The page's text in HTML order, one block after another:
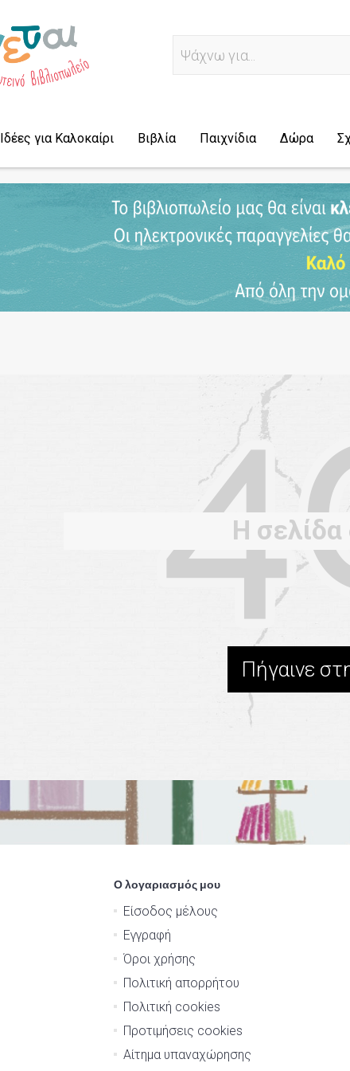
Αναζή
Ιδέες για Καλοκαίρι Βιβλία Παιχνίδια Δώρα
Η
Πήγαινε
Ο λογαριασμός μου
Είσοδος μέλους
Εγγραφή
Όροι χρήσης
Πολιτική απορρήτου
Πολιτική cookies
Προτιμήσεις cookies
Αίτημα υπαναχώρησης